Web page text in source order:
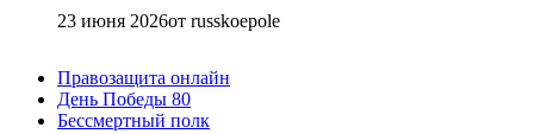
23 июня 2026от russkoepole
Правозащита онлайн
День Победы 80
Бессмертный полк